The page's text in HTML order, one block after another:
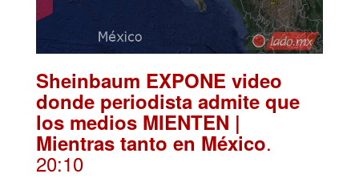
Sheinbaum EXPONE video
donde periodista admite que
los medios MIENTEN |
Mientras tanto en México.
20:10